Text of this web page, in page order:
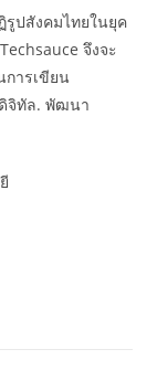
รูปสังคมไทยในยุค
จึงจะ
ารเขียน
จิทัล. พัฒนา